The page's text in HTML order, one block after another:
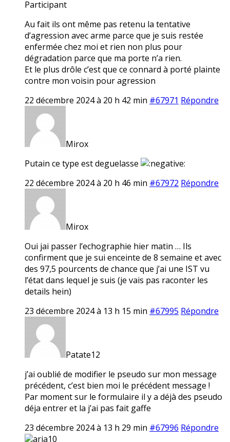
Participant
Au fait ils ont même pas retenu la tentative
d’agression avec arme parce que je suis restée
enfermée chez moi et rien non plus pour
dégradation parce que ma porte n’a rien.
Et le plus drôle c’est que ce connard à porté plainte
contre mon voisin pour agression
22 décembre 2024 à 20 h 42 min #67971 Répondre
Mirox
Putain ce type est deguelasse
22 décembre 2024 à 20 h 46 min #67972 Répondre
Mirox
Oui jai passer l’echographie hier matin … Ils
confirment que je sui enceinte de 8 semaine et avec
des 97,5 pourcents de chance que j’ai une IST vu
l’état dans lequel je suis (je vais pas raconter les
details hein)
23 décembre 2024 à 13 h 15 min #67995 Répondre
Patate12
j’ai oublié de modifier le pseudo sur mon message
précédent, c’est bien moi le précédent message !
Par moment sur le formulaire il y a déjà des pseudo
déja entrer et la j’ai pas fait gaffe
23 décembre 2024 à 13 h 29 min #67996 Répondre
aria10